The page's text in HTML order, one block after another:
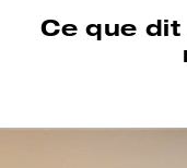
Ce que